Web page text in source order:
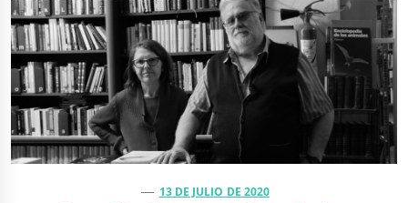
13 DE JULIO DE 2020